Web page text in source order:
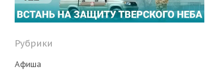
Рубрики
Афиша